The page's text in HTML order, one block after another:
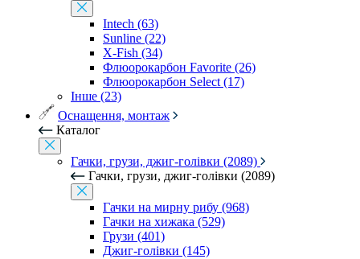
Intech (63)
Sunline (22)
X-Fish (34)
Флюорокарбон Favorite (26)
Флюорокарбон Select (17)
Інше (23)
Оснащення, монтаж
Каталог
Гачки, грузи, джиг-голівки (2089)
Гачки, грузи, джиг-голівки (2089)
Гачки на мирну рибу (968)
Гачки на хижака (529)
Грузи (401)
Джиг-голівки (145)